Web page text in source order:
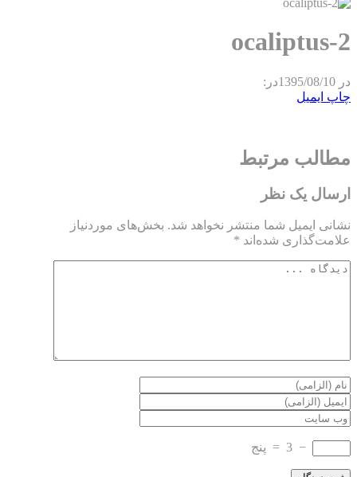
ocaliptus-2
در 1395/08/10در:
چاپ ایمیل
مطالب مرتبط
ارسال یک نظر
نشانی ایمیل شما منتشر نخواهد شد. بخش‌های موردنیاز
علامت‌گذاری شده‌اند *
−
3
= پنج